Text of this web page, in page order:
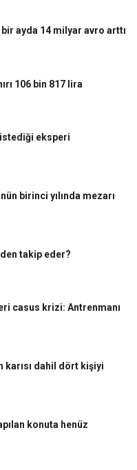
ayda 14 milyar avro arttı
106 bin 817 lira
eksperi
birinci yılında mezarı
takip eder?
casus krizi: Antrenmanı
karısı dahil dört kişiyi
konuta henüz